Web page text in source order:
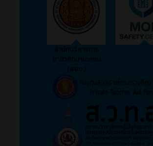
สำนักบริหารการ
อาชีวศึกษาเอกชน
(สอช.)